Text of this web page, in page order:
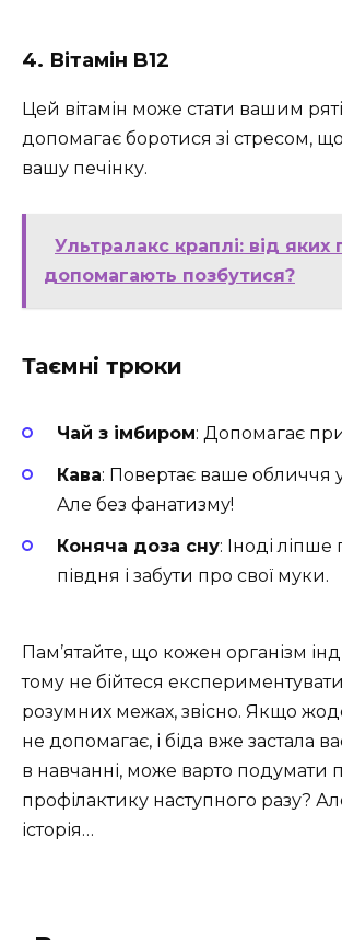
4. Вітамін B12
Цей вітамін може стати вашим
допомагає боротися зі стресом,
вашу печінку.
Ультралакс краплі: від
допомагають позбутися?
Таємні трюки
Чай з імбиром: Допомагає
Кава: Повертає ваше обличчя
Але без фанатизму!
Коняча доза сну: Іноді ліпше
півдня і забути про свої муки.
Пам’ятайте, що кожен організм
тому не бійтеся
розумних межах, звісно. Якщо
не допомагає, і біда вже застала
в навчанні, може варто подумати
профілактику наступного разу?
історія…